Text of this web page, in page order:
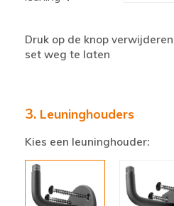
Druk op de knop
set weg te laten
3. Leuninghouders
Kies een leuninghouder: